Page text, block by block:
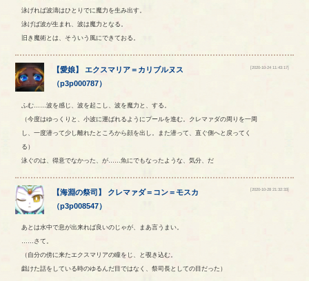
泳げれば波濤はひとりでに魔力を生み出す。
泳げば波が生まれ、波は魔力となる。
旧き魔術とは、そういう風にできておる。
【愛娘】エクスマリア＝ カリブルヌス
（p3p000787）
[2020-10-24 11:43:17]
ふむ……波を感じ、波を起こし、波を魔力と、する。
（今度はゆっくりと、小波に運ばれるようにプールを進む。クレマァダの周りを一周
し、一度潜って少し離れたところから顔を出し。また潜って、直ぐ側へと戻ってく
る）
泳ぐのは、得意でなかった、が……魚にでもなったような、気分、だ
【海淵の祭司 】 クレマァダ＝ コン＝モスカ
（p3p008547）
[2020-10-28 21:32:33]
あとは水中で息が出来れば良いのじゃが、まあ言うまい。
……さて。
（自分の傍に来たエクスマリアの瞳をじ、と覗き込む。
戯けた話をしている時のゆるんだ目ではなく、祭司長としての目だった）